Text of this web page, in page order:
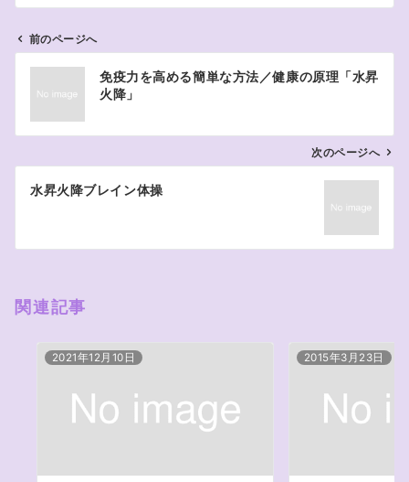
ビ
ン
前のページへ
免疫力を高める簡単な方法／健康の原理「水昇
火降」
次のページへ
水昇火降ブレイン体操
関連記事
2021年12月10日 2015年3月23日